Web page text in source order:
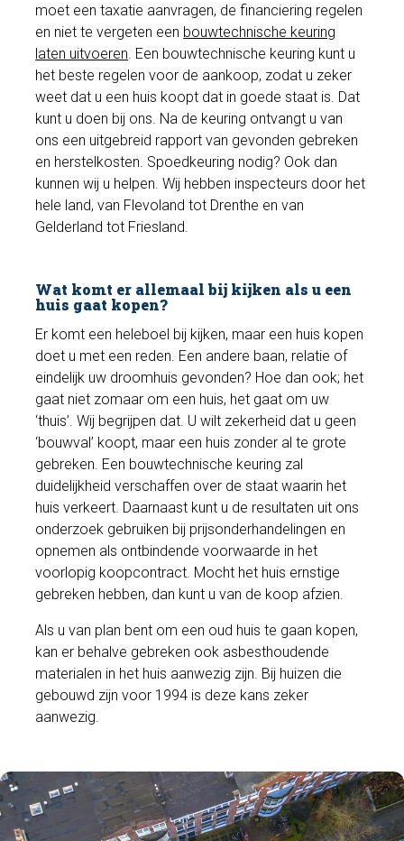
moet een taxatie aanvragen, de financiering regelen
en niet te vergeten een bouwtechnische keuring
laten uitvoeren. Een bouwtechnische keuring kunt u
het beste regelen voor de aankoop, zodat u zeker
weet dat u een huis koopt dat in goede staat is. Dat
kunt u doen bij ons. Na de keuring ontvangt u van
ons een uitgebreid rapport van gevonden gebreken
en herstelkosten. Spoedkeuring nodig? Ook dan
kunnen wij u helpen. Wij hebben inspecteurs door het
hele land, van Flevoland tot Drenthe en van
Gelderland tot Friesland.
Wat komt er allemaal bij kijken als u een
huis gaat kopen?
Er komt een heleboel bij kijken, maar een huis kopen
doet u met een reden. Een andere baan, relatie of
eindelijk uw droomhuis gevonden? Hoe dan ook; het
gaat niet zomaar om een huis, het gaat om uw
‘thuis’. Wij begrijpen dat. U wilt zekerheid dat u geen
‘bouwval’ koopt, maar een huis zonder al te grote
gebreken. Een bouwtechnische keuring zal
duidelijkheid verschaffen over de staat waarin het
huis verkeert. Daarnaast kunt u de resultaten uit ons
onderzoek gebruiken bij prijsonderhandelingen en
opnemen als ontbindende voorwaarde in het
voorlopig koopcontract. Mocht het huis ernstige
gebreken hebben, dan kunt u van de koop afzien.
Als u van plan bent om een oud huis te gaan kopen,
kan er behalve gebreken ook asbesthoudende
materialen in het huis aanwezig zijn. Bij huizen die
gebouwd zijn voor 1994 is deze kans zeker
aanwezig.